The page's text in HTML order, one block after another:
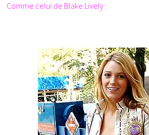
Comme celui de Blake Lively :